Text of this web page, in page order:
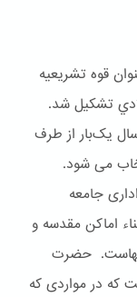
قوه تشریعیه
فرمودند در سال ۱۹۶۳ ميلادي تشکیل شد.
یک‌بار از طرف
می شود.
جامعه
اماکن مقدسه و
حضرت
که در مواردی که